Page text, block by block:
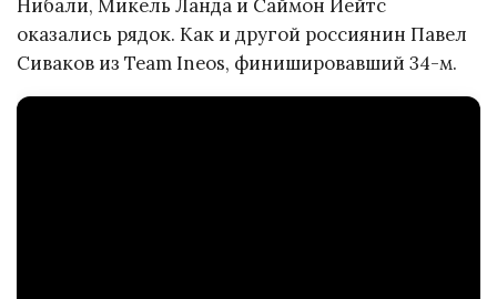
Нибали, Микель Ланда и Саймон Йейтс
оказались рядок. Как и другой россиянин Павел
Сиваков из Team Ineos, финишировавший 34-м.